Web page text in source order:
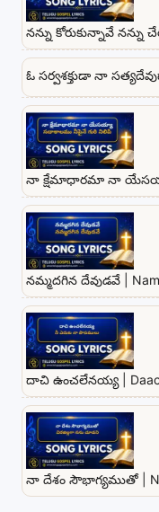
నన్ను కోరుకున్నావే నన్ను
ఓ సర్వశక్తుడా నా
నా క్షేమాధారమా నా యేసయ్యా |
నమ్మదగిన దేవుడవే |
దాచి ఉంచలేనయ్య | Daachi
నా దేశం సౌభాగ్యముతో |